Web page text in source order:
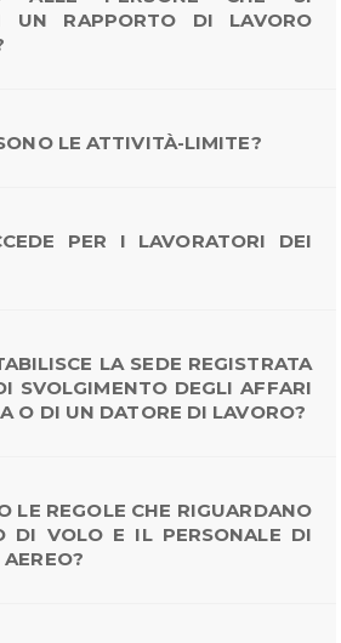
UN RAPPORTO DI LAVORO
LE ATTIVITÀ-LIMITE?
PER I LAVORATORI DEI
LA SEDE REGISTRATA
SVOLGIMENTO DEGLI AFFARI
O DI UN DATORE DI LAVORO?
LE REGOLE CHE RIGUARDANO
DI VOLO E IL PERSONALE DI